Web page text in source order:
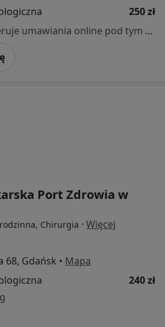
250 zł
Specjalista nie oferuje umawiania online pod tym adresem.
Port Zdrowia w
Chirurgia · Więcej
68, Gdańsk • Mapa
240 zł